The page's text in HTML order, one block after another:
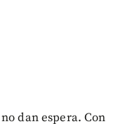
dan espera. Con